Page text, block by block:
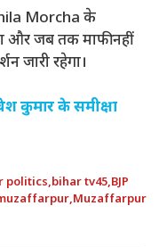
Morcha के
और जब तक माफी नहीं
जारी रहेगा।
कुमार के समीक्षा
politics,bihar tv45,BJP
,Muzaffarpur